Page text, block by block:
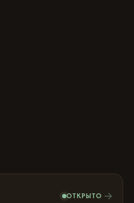
ОТКРЫТО →